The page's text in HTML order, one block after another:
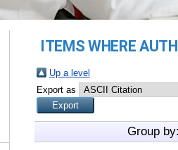
ITEMS WHERE
Up a level
Export as
Group